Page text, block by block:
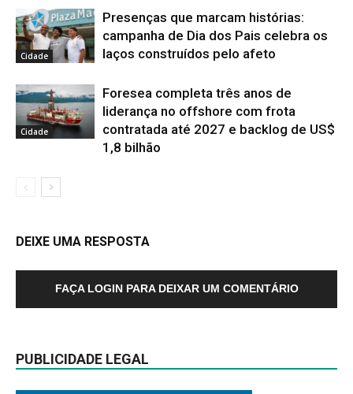
Cidade
Presenças que marcam histórias:
campanha de Dia dos Pais celebra os
laços construídos pelo afeto
Cidade
Foresea completa três anos de
liderança no offshore com frota
contratada até 2027 e backlog de US$
1,8 bilhão
DEIXE UMA RESPOSTA
FAÇA LOGIN PARA DEIXAR UM COMENTÁRIO
PUBLICIDADE LEGAL